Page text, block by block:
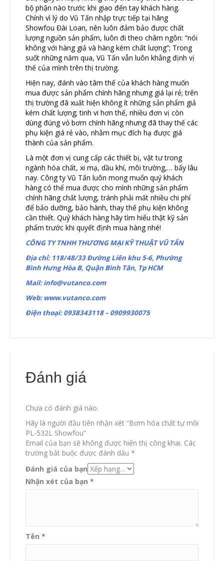
bộ phận nào trước khi giao đến tay khách hàng.
Chính vì lý do Vũ Tấn nhập trực tiếp tại hãng
Showfou Đài Loan, nên luôn đảm bảo được chất
lượng nguồn sản phẩm, luôn đi theo châm ngôn: “nói
không với hàng giả và hàng kém chất lượng”; Trong
suốt những năm qua, Vũ Tấn vẫn luôn khẳng định vị
thế của mình trên thị trường.
Hiện nay, đánh vào tâm thế của khách hàng muốn
mua được sản phẩm chính hãng nhưng giá lại rẻ; trên
thị trường đã xuất hiện không ít những sản phẩm giả
kém chất lượng; tinh vi hơn thế, nhiều đơn vị còn
dùng đúng vỏ bơm chính hãng nhưng đã thay thế các
phụ kiện giá rẻ vào, nhằm mục đích hạ được giá
thành của sản phẩm.
Là một đơn vị cung cấp các thiết bị, vật tư trong
ngành hóa chất, xi mạ, dầu khí, môi trường,… bấy lâu
nay. Công ty Vũ Tấn luôn mong muốn quý khách
hàng có thể mua được cho mình những sản phẩm
chính hãng chất lượng, tránh phải mất nhiều chi phí
để bảo dưỡng, bảo hành, thay thế phụ kiện không
cần thiết. Quý khách hàng hãy tìm hiểu thật kỹ sản
phẩm trước khi quyết định mua hàng nhé!
CÔNG TY TNHH THƯƠNG MẠI KỸ THUẬT VŨ TẤN
Địa chỉ: 118/48/33 Đường Liên khu 5-6, Phường
Bình Hưng Hòa B, Quận Bình Tân, Tp HCM
Mail:info@vutanco.com
Web: www.vutanco.com
Điện thoại: 0938343118 – 0909930075
Đánh giá
Chưa có đánh giá nào.
Hãy là người đầu tiên nhận xét “Bơm hóa chất tự mồi
PL-532L Showfou”
Email của bạn sẽ không được hiển thị công khai. Các
trường bắt buộc được đánh dấu *
Đánh giá của bạn
Nhận xét của bạn *
Tên *